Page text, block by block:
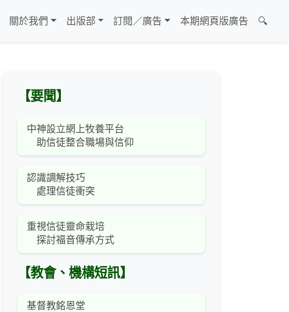
關於我們 出版部 訂閱／廣告 本期網頁版廣告 🔍
【要聞】
中神設立網上牧養平台
助信徒整合職場與信仰
認識調解技巧
處理信徒衝突
重視信徒靈命栽培
探討福音傳承方式
【教會、機構短訊】
基督教銘恩堂